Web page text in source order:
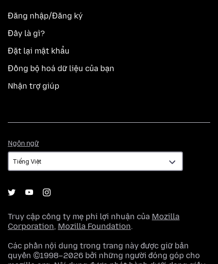
Đăng nhập/Đăng ký
Đây là gì?
Đặt lại mật khẩu
Đồng bộ hoá dữ liệu của bạn
Nhận trợ giúp
Ngôn ngữ
ngữ
Truy cập công ty mẹ phi lợi nhuận của Mozilla
Corporation, Mozilla Foundation.
Các phần nội dung trong trang này được giữ bản
quyền ©1998–2026 bởi những người đóng góp cho